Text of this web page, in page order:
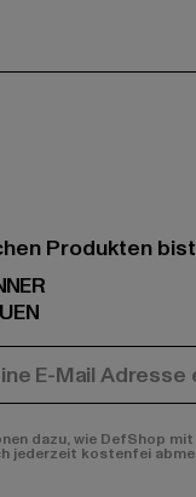
Produkten
dazu, wie DefShop
jederzeit kostenfei